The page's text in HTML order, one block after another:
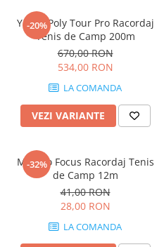
-20%
Yonex Poly Tour Pro Racordaj
Tenis de Camp 200m
670,00 RON
534,00 RON
LA COMANDA
VEZI VARIANTE
-32%
MSV Co Focus Racordaj Tenis
de Camp 12m
41,00 RON
28,00 RON
LA COMANDA